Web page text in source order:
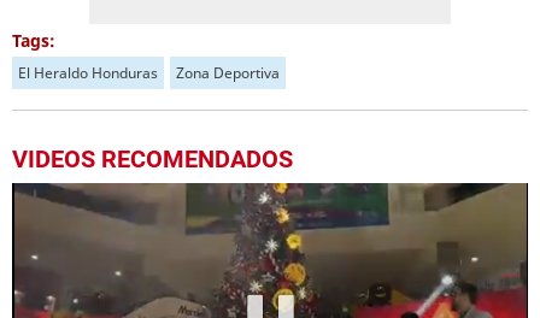
Tags:
El Heraldo Honduras Zona Deportiva
VIDEOS RECOMENDADOS